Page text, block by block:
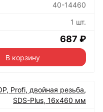
40-14460
1 шт.
687 ₽
В корзину
Profi, двойная резьба,
SDS-Plus, 16х460 мм